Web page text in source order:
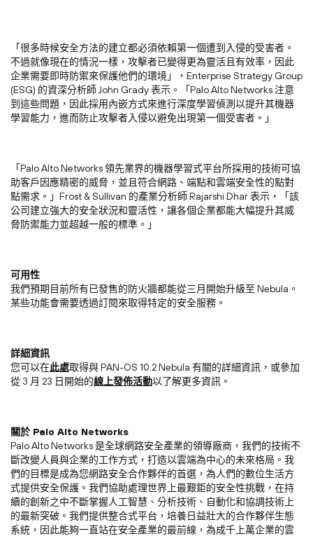
「很多時候安全方法的建立都必須依賴第一個遭到入侵的受害者。
不過就像現在的情況一樣，攻擊者已變得更為靈活且有效率，因此
企業需要即時防禦來保護他們的環境」，Enterprise Strategy Group
(ESG) 的資深分析師 John Grady 表示。「Palo Alto Networks 注意
到這些問題，因此採用內嵌方式來進行深度學習偵測以提升其機器
學習能力，進而防止攻擊者入侵以避免出現第一個受害者。」
「Palo Alto Networks 領先業界的機器學習式平台所採用的技術可協
助客戶因應精密的威脅，並且符合網路、端點和雲端安全性的點對
點需求。」Frost & Sullivan 的產業分析師 Rajarshi Dhar 表示，「該
公司建立強大的安全狀況和靈活性，讓各個企業都能大幅提升其威
脅防禦能力並超越一般的標準。」
可用性
我們預期目前所有已發售的防火牆都能從三月開始升級至 Nebula。
某些功能會需要透過訂閱來取得特定的安全服務。
詳細資訊
您可以在此處取得與 PAN-OS 10.2 Nebula 有關的詳細資訊，或參加
從 3 月 23 日開始的線上發佈活動以了解更多資訊。
關於 Palo Alto Networks
Palo Alto Networks 是全球網路安全產業的領導廠商，我們的技術不
斷改變人員與企業的工作方式，打造以雲端為中心的未來格局。我
們的目標是成為您網路安全合作夥伴的首選，為人們的數位生活方
式提供安全保護。我們協助處理世界上最艱鉅的安全性挑戰，在持
續的創新之中不斷掌握人工智慧、分析技術、自動化和協調技術上
的最新突破。我們提供整合式平台，培養日益壯大的合作夥伴生態
系統，因此能夠一直站在安全產業的最前線，為成千上萬企業的雲